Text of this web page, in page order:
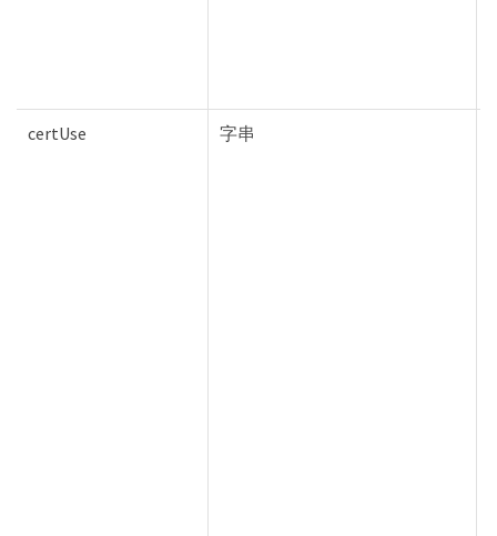
certUse 字串